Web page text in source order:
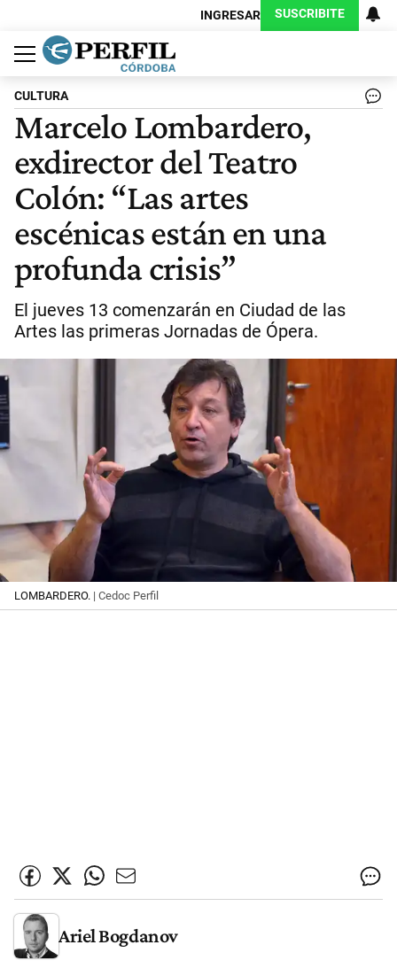
INGRESAR SUSCRIBITE
Política
Economía
Judiciales
Sociedad
Cultura
Espectáculos
Deportes
Protagonistas
CULTURA
Marcelo Lombardero,
exdirector del Teatro
Colón: “Las artes
escénicas están en una
profunda crisis”
El jueves 13 comenzarán en Ciudad de las
Artes las primeras Jornadas de Ópera.
LOMBARDERO. | Cedoc Perfil
Ariel Bogdanov